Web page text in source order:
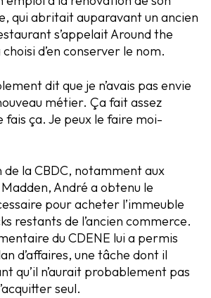
qui abritait auparavant un ancien
s’appelait Around the
d’en conserver le nom.
dit que je n’avais pas envie
métier. Ça fait assez
fais ça. Je peux le faire moi-
de la CBDC, notamment aux
André a obtenu le
pour acheter l’immeuble
restants de l’ancien commerce.
du CDENE lui a permis
d’affaires, une tâche dont il
qu’il n’aurait probablement pas
seul.